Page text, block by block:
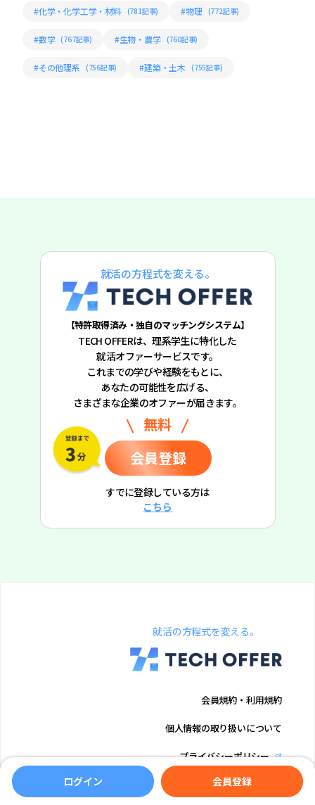
#化学・化学工学・材料 (781記事) #物理 (772記事)
#数学 (767記事) #生物・農学 (760記事)
#その他理系 (756記事) #建築・土木 (755記事)
就活の方程式を変える。
【特許取得済み・独自のマッチングシステム】
TECH OFFERは、理系学生に特化した
就活オファーサービスです。
これまでの学びや経験をもとに、
あなたの可能性を広げる、
さまざまな企業のオファーが届きます。
無料
会員登録
すでに登録している方は
こちら
ログイン 会員登録
就活の方程式を変える。
会員規約・利用規約
個人情報の取り扱いについて
プライバシーポリシー
運営会社